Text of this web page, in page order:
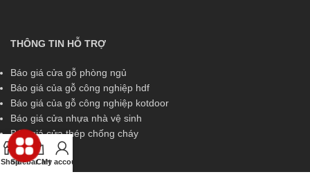
THÔNG TIN HỖ TRỢ
Báo giá cửa gỗ phòng ngủ
Báo giá của gỗ công nghiệp hdf
Báo giá của gỗ công nghiệp kotdoor
Báo giá cửa nhựa nhà vệ sinh
Báo giá cửa thép chống cháy
ShopSidebarCart
My account